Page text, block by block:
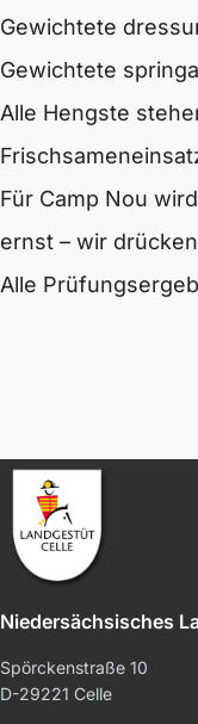
Gewichtete
Gewichtete
Alle Hengste
Für Camp Nou
ernst – wir
Alle
Niedersächsisches
Spörckenstraße 10
D-29221 Celle